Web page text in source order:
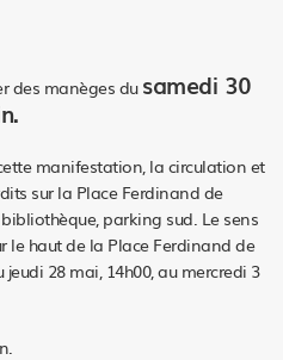
des manèges du samedi 30
manifestation, la circulation et
sur la Place Ferdinand de
parking sud. Le sens
le haut de la Place Ferdinand de
28 mai, 14h00, au mercredi 3